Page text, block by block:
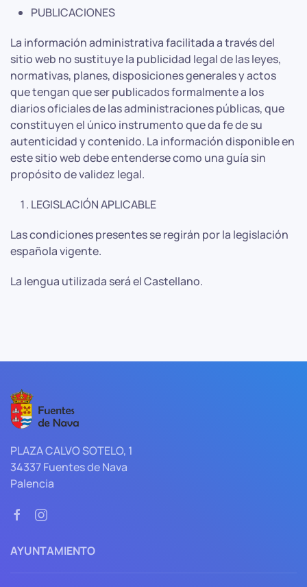
PUBLICACIONES
La información administrativa facilitada a través del
sitio web no sustituye la publicidad legal de las leyes,
normativas, planes, disposiciones generales y actos
que tengan que ser publicados formalmente a los
diarios oficiales de las administraciones públicas, que
constituyen el único instrumento que da fe de su
autenticidad y contenido. La información disponible en
este sitio web debe entenderse como una guía sin
propósito de validez legal.
LEGISLACIÓN APLICABLE
Las condiciones presentes se regirán por la legislación
española vigente.
La lengua utilizada será el Castellano.
PLAZA CALVO SOTELO, 1
34337 Fuentes de Nava
Palencia
AYUNTAMIENTO